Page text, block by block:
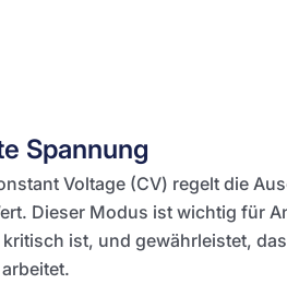
Spannung
Voltage (CV) regelt die
Dieser Modus ist wichtig für
ist, und gewährleistet,